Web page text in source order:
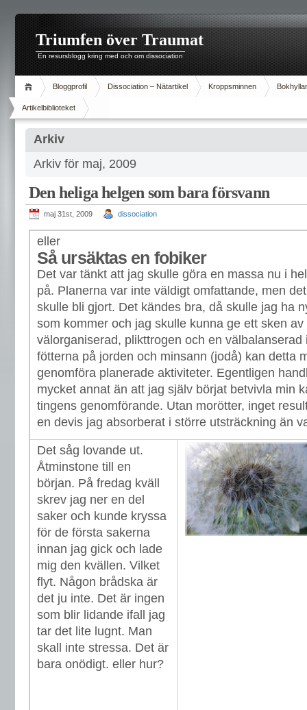
Triumfen över Traumat
En resursblogg kring med och om dissociation
Bloggprofil Dissociation – Nätartikel Kroppsminnen
Artikelbiblioteket
Arkiv
Arkiv för maj, 2009
Den heliga helgen som bara försvann
maj 31st, 2009 dissociation
eller
Så ursäktas en fobiker
Det var tänkt att jag skulle göra en massa nu i
på. Planerna var inte väldigt omfattande, men
skulle bli gjort. Det kändes bra, då skulle jag ha
som kommer och jag skulle kunna ge ett sken av
välorganiserad, plikttrogen och en välbalanserad
fötterna på jorden och minsann (jodå) kan detta
genomföra planerade aktiviteter. Egentligen
mycket annat än att jag själv börjat betvivla min
tingens genomförande. Utan morötter, inget
en devis jag absorberat i större utsträckning än
Det såg lovande ut.
Åtminstone till en
början. På fredag kväll
skrev jag ner en del
saker och kunde kryssa
för de första sakerna
innan jag gick och lade
mig den kvällen. Vilket
flyt. Någon brådska är
det ju inte. Det är ingen
som blir lidande ifall jag
tar det lite lugnt. Man
skall inte stressa. Det är
bara onödigt. eller hur?